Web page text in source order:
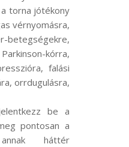
torna jótékony
vérnyomásra,
kórra,
falási
orrdugulásra,
be a
pontosan a
háttér